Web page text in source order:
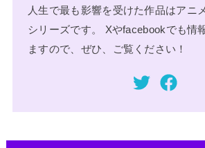
人生で最も影響を受けた作品はアニ
シリーズです。 Xやfacebookでも情
ますので、ぜひ、ご覧ください！